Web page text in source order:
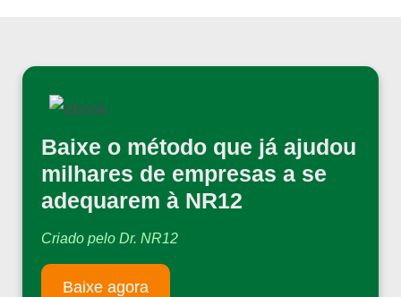
Baixe o método que já ajudou
milhares de empresas a se
adequarem à NR12
Criado pelo Dr. NR12
Baixe agora